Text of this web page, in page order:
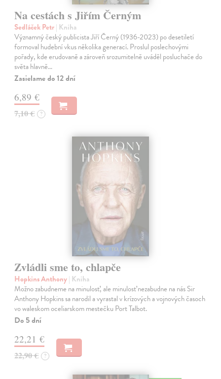
Na cestách s Jiřím Černým
Sedláček Petr| Kniha
Významný český publicista Jiří Černý (1936-2023) po desetiletí
formoval hudební vkus několika generací. Proslul poslechovými
pořady, kde erudovaně a zároveň srozumitelně uváděl posluchače do
světa hlavně…
Zasielame do 12 dní
6,89 €
7,10 € ?
Zvládli sme to, chlapče
Hopkins Anthony| Kniha
Možno zabudneme na minulosť, ale minulosť nezabudne na nás Sir
Anthony Hopkins sa narodil a vyrastal v krízových a vojnových časoch
vo waleskom oceliarskom mestečku Port Talbot.
Do 5 dní
22,21 €
22,90 € ?